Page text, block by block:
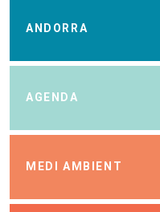
ANDORRA
AGENDA
MEDI AMBIENT